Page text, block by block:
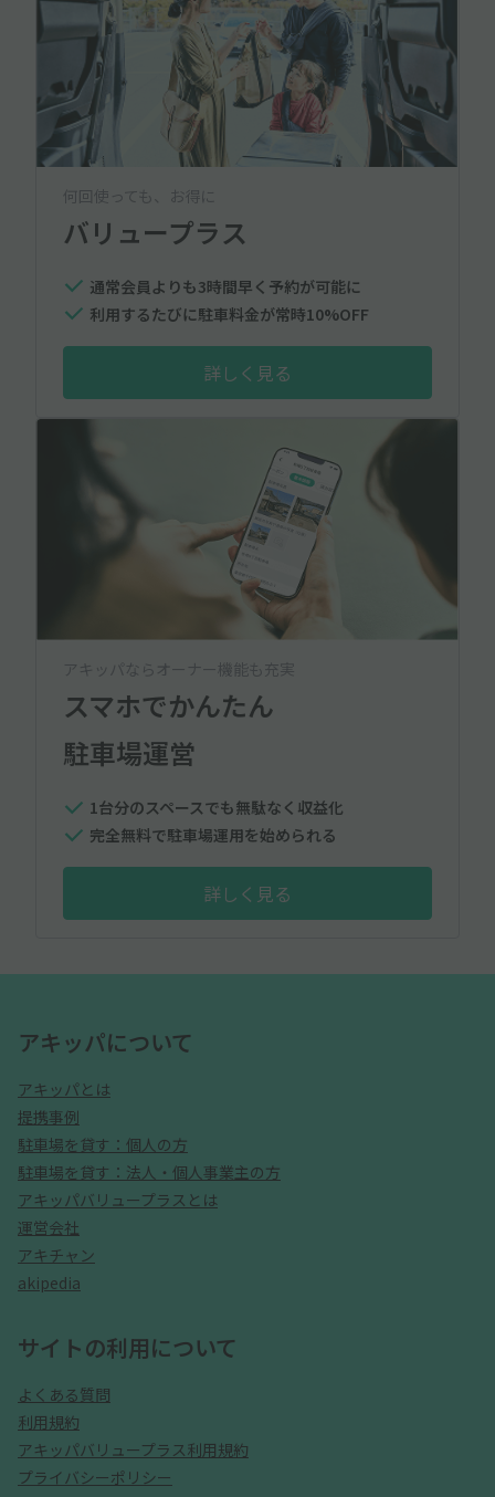
何回使っても、お得に
バリュープラス
通常会員よりも3時間早く予約が可能に
利用するたびに駐車料金が常時10%OFF
詳しく見る
アキッパならオーナー機能も充実
スマホでかんたん
駐車場運営
1台分のスペースでも無駄なく収益化
完全無料で駐車場運用を始められる
詳しく見る
アキッパについて
アキッパとは
提携事例
駐車場を貸す：個人の方
駐車場を貸す：法人・個人事業主の方
アキッパバリュープラスとは
運営会社
アキチャン
akipedia
サイトの利用について
よくある質問
利用規約
アキッパバリュープラス利用規約
プライバシーポリシー